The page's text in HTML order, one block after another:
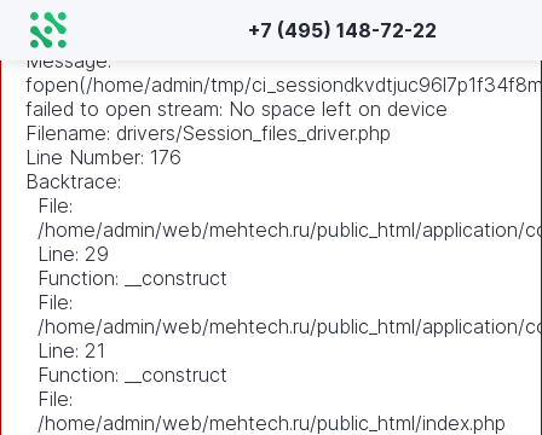
A PHP Error was encountered
Severity: Warning
Message:
fopen(/home/admin/tmp/
failed to open stream: No space left on device
Filename: drivers/Session_files_driver.php
Line Number: 176
Backtrace:
File:
/home/admin/web/mehtech.ru/public_html/application/
Line: 29
Function: __construct
File:
/home/admin/web/mehtech.ru/public_html/application/
Line: 21
Function: __construct
File:
/home/admin/web/mehtech.ru/public_html/index.php
+7 (495) 148-72-22